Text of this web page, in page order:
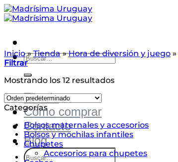
Saltar
al
Buscar
por:
Tienda
Cómo comprar
Contacto
Blog
Buscar
Inicio » Tienda » Hora de diversión y juego »
Filtrar
Mostrando los 12 resultados
Categorías
Bolsos maternales y accesorios
Bolsos y mochilas infantiles
Chupetes
Accesorios para chupetes